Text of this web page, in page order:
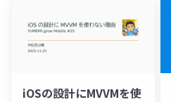
iOSの設計にMVVMを使